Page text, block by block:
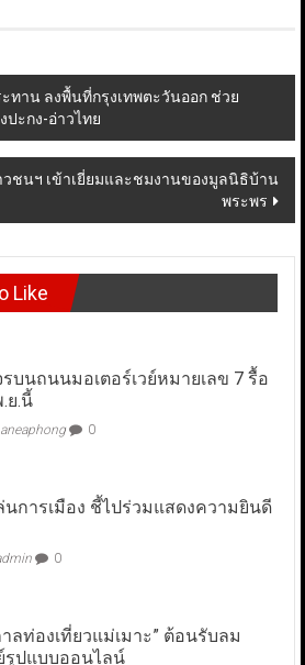
ทาน ลงพื้นที่กรุงเทพตะวันออก ช่วย
ปะกง-อ่าวไทย
ชนฯ เข้าเยี่ยมและชมงานของมูลนิธิบ้าน
พระพร
Like
บนถนนมอเตอร์เวย์หมายเลข 7 รื้อ
ย.นี้
aneaphong 0
นการเมือง ชี้ไปร่วมแสดงความยินดี
0
ลท่องเที่ยวแม่เมาะ” ต้อนรับลม
รูปแบบออนไลน์